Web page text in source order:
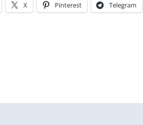
X Pinterest Telegram